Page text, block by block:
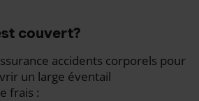
couvert?
accidents corporels pour
un large éventail
frais :